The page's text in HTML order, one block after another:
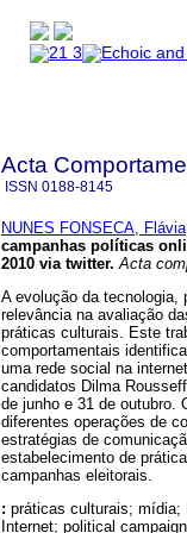
Acta
ISSN 0188-8145
NUNES FONSECA, Flávia
campanhas políticas
2010 via twitter. Acta
A evolução da tecnologia,
relevância na avaliação
práticas culturais. Este
comportamentais
uma rede social na
candidatos Dilma
de junho e 31 de outubro.
diferentes operações de
estratégias de
estabelecimento de
campanhas eleitorais.
: práticas culturais; mídia;
Internet; political